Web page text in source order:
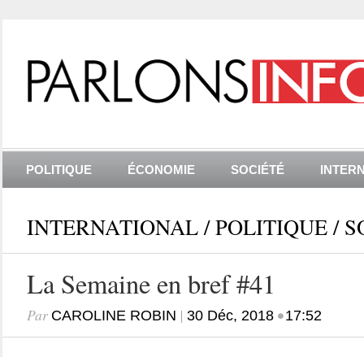
POLITIQUE ÉCONOMIE SOCIÉTÉ
INTERNATIONAL / POLITIQUE /
La Semaine en bref #41
Par CAROLINE ROBIN | 30 Déc, 2018•17:52